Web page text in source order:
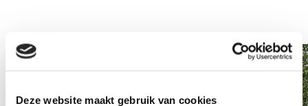
Deze website maakt gebruik van cookies